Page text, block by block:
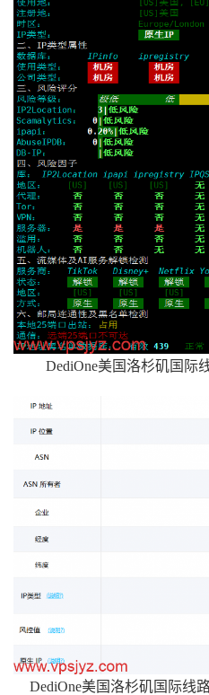
DediOne美国洛杉矶国际
DediOne美国洛杉矶国际线